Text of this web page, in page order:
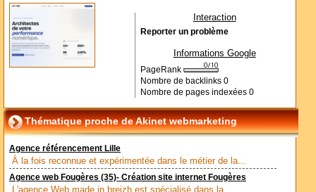
Interaction
Reporter un problème
Informations Google
PageRank
Nombre de backlinks 0
Nombre de pages indexées 0
Thématique proche de Akinet webmarketing
Agence référencement Lille
À la fois reconnue et expérimentée dans le métier de la...
Agence web Fougères (35)- Création site internet Fougères
L'agence Web made in breizh est spécialisé dans la